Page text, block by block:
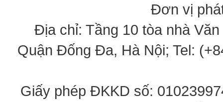
Đơn vị
Địa chỉ: Tầng 10 tòa nhà
Quận Đống Đa, Hà Nội; Tel:
Giấy phép ĐKKD số: